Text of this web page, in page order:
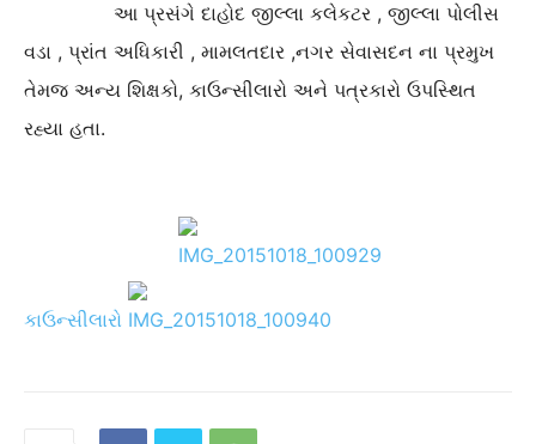
આ પ્રસંગે દાહોદ જીલ્લા કલેકટર , જીલ્લા પોલીસ
વડા , પ્રાંત અધિકારી , મામલતદાર ,નગર સેવાસદન ના પ્રમુખ
તેમજ અન્ય શિક્ષકો, કાઉન્સીલારો અને પત્રકારો ઉપસ્થિત
રહ્યા હતા.
કાઉન્સીલારો